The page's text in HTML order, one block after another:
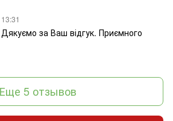
за Ваш відгук. Приємного
Еще 5 отзывов